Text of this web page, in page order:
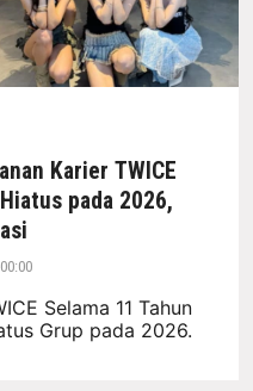
Karier TWICE
pada 2026,
Selama 11 Tahun
Grup pada 2026.